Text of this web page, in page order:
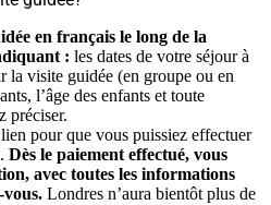
en français le long de la
: les dates de votre séjour à
la visite guidée (en groupe ou en
l’âge des enfants et toute
préciser.
pour que vous puissiez effectuer
Dès le paiement effectué, vous
avec toutes les informations
Londres n’aura bientôt plus de